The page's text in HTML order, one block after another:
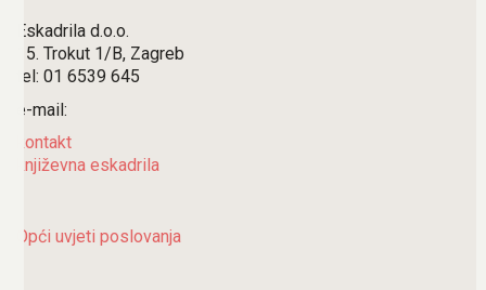
Eskadrila d.o.o.
15. Trokut 1/B, Zagreb
tel: 01 6539 645
e-mail:
kontakt
književna eskadrila
Opći uvjeti poslovanja